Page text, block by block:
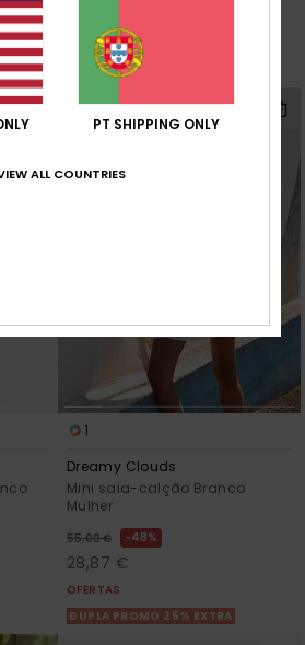
OFERTAS
DUPLA PROMO 25% EXTRA
1
Dreamy Clouds
Mini saia-calção Branco
Mulher
55,00 € 48%
28,87 €
OFERTAS
DUPLA PROMO 25% EXTRA
PT SHIPPING ONLY
ALL COUNTRIES